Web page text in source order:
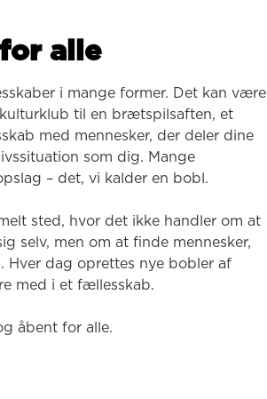
alle
i mange former. Det kan være
til en brætspilsaften, et
med mennesker, der deler dine
som dig. Mange
– det, vi kalder en bobl.
sted, hvor det ikke handler om at
selv, men om at finde mennesker,
dag oprettes nye bobler af
med i et fællesskab.
åbent for alle.